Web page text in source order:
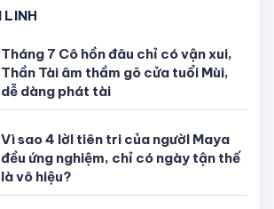
Con số may mắn ngày hôm nay
Con số may mắn ngày hôm nay
08/08/2026 của 12 con giáp
Con số may mắn ngày hôm nay
10/08/2026 của 12 con giáp